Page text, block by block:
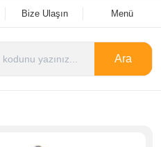
Bize Ulaşın Menü
Ara